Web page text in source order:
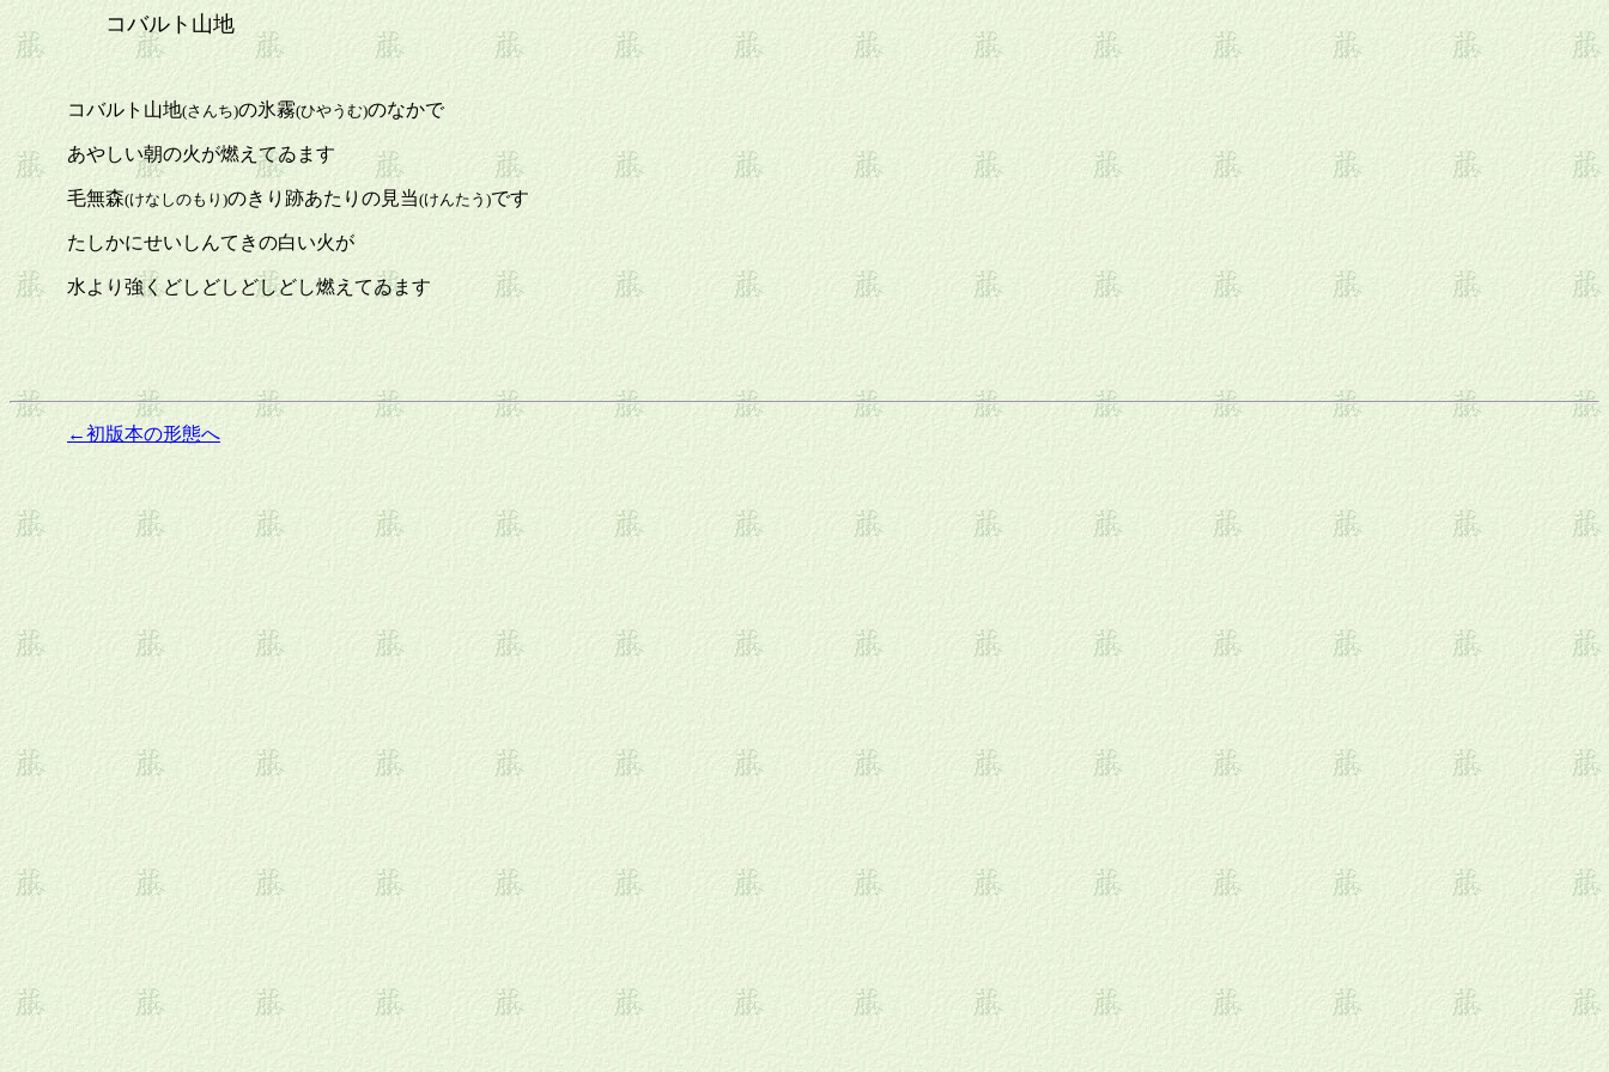
コバルト山地
コバルト山地(さんち)の氷霧(ひやうむ)のなかで
あやしい朝の火が燃えてゐます
毛無森(けなしのもり)のきり跡あたりの見当(けんたう)です
たしかにせいしんてきの白い火が
水より強くどしどしどしどし燃えてゐます
←初版本の形態へ